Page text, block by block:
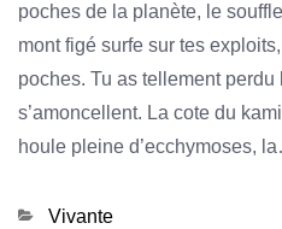
poches de la planète, le
mont figé surfe sur tes
poches. Tu as tellement perdu
s’amoncellent. La cote du
houle pleine d’ecchymoses,
Categories
Vivante